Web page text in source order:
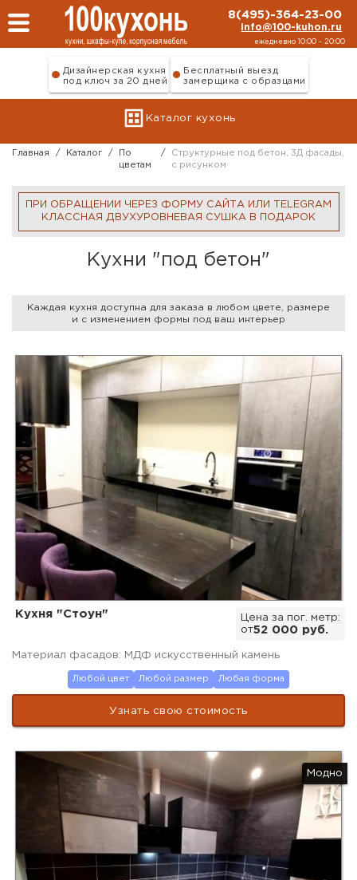
Перейти к основному содержанию
8(495)-364-23-00
info@100-kuhon.ru
ежедневно 10:00 - 20:00
Дизайнерская кухня
под ключ за 20 дней
Бесплатный выезд
замерщика с образцами
Каталог кухонь
Главная / Каталог /
По
цветам
/
Структурные под бетон, 3Д фасады,
с рисунком
ПРИ ОБРАЩЕНИИ ЧЕРЕЗ ФОРМУ САЙТА ИЛИ TELEGRAM
КЛАССНАЯ ДВУХУРОВНЕВАЯ СУШКА В ПОДАРОК
Кухни "под бетон"
Каждая кухня доступна для заказа в любом цвете, размере
и с изменением формы под ваш интерьер
Цена за пог. метр:
от52 000 руб.
Кухня "Стоун"
Материал фасадов: МДФ искусственный камень
Любой цвет Любой размер Любая форма
Узнать свою стоимость
Модно